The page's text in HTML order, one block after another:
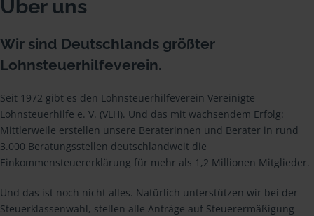
Über uns
Wir sind Deutschlands größter
Lohnsteuerhilfeverein.
Seit 1972 gibt es den Lohnsteuerhilfeverein Vereinigte
Lohnsteuerhilfe e. V. (VLH). Und das mit wachsendem Erfolg:
Mittlerweile erstellen unsere Beraterinnen und Berater in rund
3.000 Beratungsstellen deutschlandweit die
Einkommensteuererklärung für mehr als 1,2 Millionen Mitglieder.
Und das ist noch nicht alles. Natürlich unterstützen wir bei der
Steuerklassenwahl, stellen alle Anträge auf Steuerermäßigung